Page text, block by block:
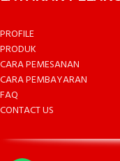
PROFILE
PRODUK
CARA PEMESANAN
CARA PEMBAYARAN
FAQ
CONTACT US